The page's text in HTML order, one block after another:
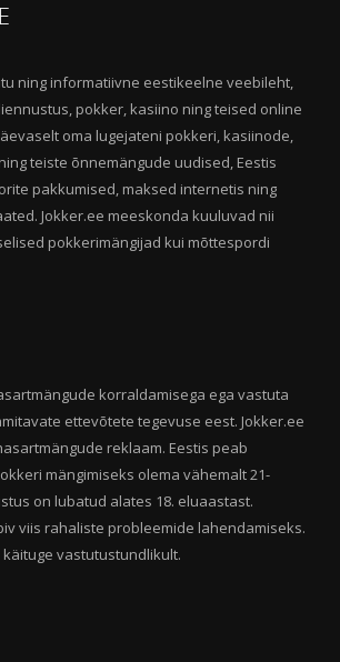
ning informatiivne eestikeelne veebileht,
pokker, kasiino ning teised online
oma lugejateni pokkeri, kasiinode,
teiste õnnemängude uudised, Eestis
pakkumised, maksed internetis ning
Jokker.ee meeskonda kuuluvad nii
pokkerimängijad kui mõttespordi
korraldamisega ega vastuta
ettevõtete tegevuse eest. Jokker.ee
reklaam. Eestis peab
mängimiseks olema vähemalt 21-
on lubatud alates 18. eluaastast.
viis rahaliste probleemide lahendamiseks.
vastutustundlikult.